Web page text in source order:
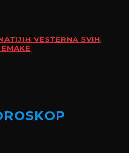
VESTERNA SVIH